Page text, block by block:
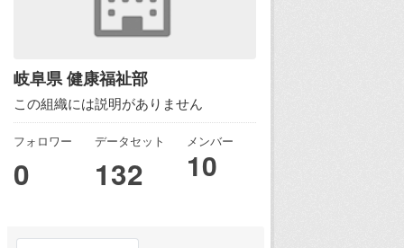
岐阜県 健康福祉部
この組織には説明がありません
フォロワー
0
データセット
132
メンバー
10